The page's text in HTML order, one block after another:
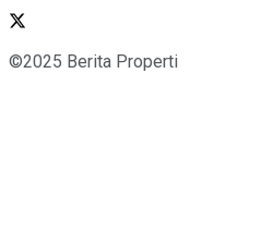
©2025 Berita Properti